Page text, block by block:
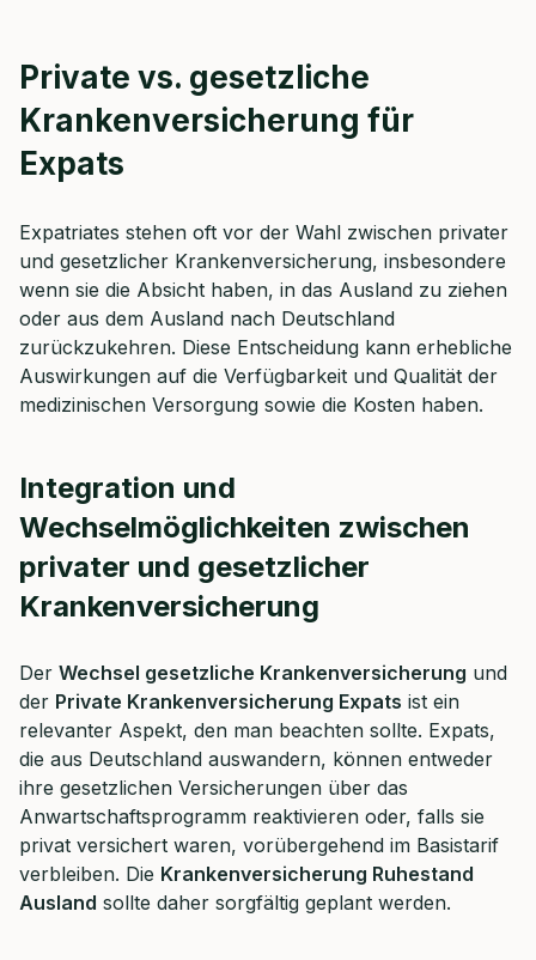
Private vs. gesetzliche
Krankenversicherung für
Expats
Expatriates stehen oft vor der Wahl zwischen privater
und gesetzlicher Krankenversicherung, insbesondere
wenn sie die Absicht haben, in das Ausland zu ziehen
oder aus dem Ausland nach Deutschland
zurückzukehren. Diese Entscheidung kann erhebliche
Auswirkungen auf die Verfügbarkeit und Qualität der
medizinischen Versorgung sowie die Kosten haben.
Integration und
Wechselmöglichkeiten zwischen
privater und gesetzlicher
Krankenversicherung
Der Wechsel gesetzliche Krankenversicherung und
der Private Krankenversicherung Expats ist ein
relevanter Aspekt, den man beachten sollte. Expats,
die aus Deutschland auswandern, können entweder
ihre gesetzlichen Versicherungen über das
Anwartschaftsprogramm reaktivieren oder, falls sie
privat versichert waren, vorübergehend im Basistarif
verbleiben. Die Krankenversicherung Ruhestand
Ausland sollte daher sorgfältig geplant werden.